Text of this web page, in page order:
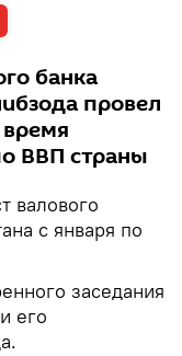
банка
провел
ВВП страны
валового
с января по
заседания
его